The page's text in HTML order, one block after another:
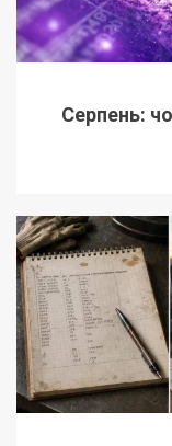
Серпень: